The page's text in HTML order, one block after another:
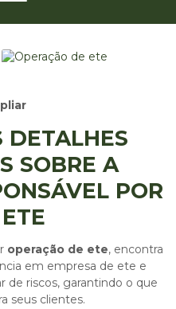
DETALHES
SOBRE A
POR
operação de ete, encontra
em empresa de ete e
de riscos, garantindo o que
seus clientes.